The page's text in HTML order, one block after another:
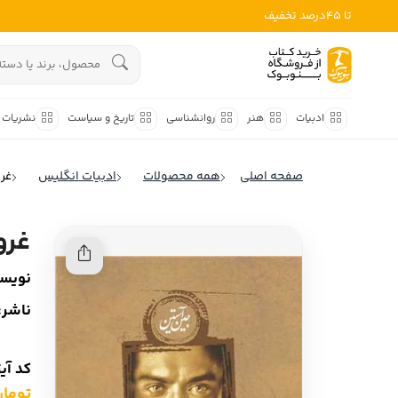
تا 45درصد تخفیف
ادبیات هنر روانشناسی تاریخ و سیاست نشریات
ادبیات ایران
ادبیات ایتالیا
ادبیات روسیه
ادبیات آمریکای لاتین
ادبیات
صفحه اصلی همه محصولات ادبیات انگلیس
کد